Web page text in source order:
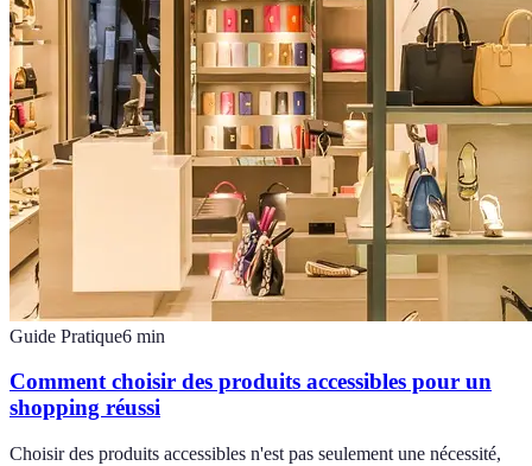
Guide Pratique6 min
Comment choisir des produits accessibles pour un
shopping réussi
Choisir des produits accessibles n'est pas seulement une nécessité,